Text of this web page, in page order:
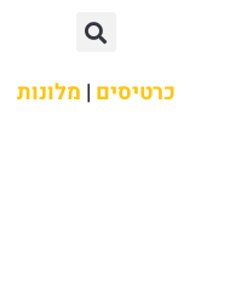
כרטיסים | מלונות